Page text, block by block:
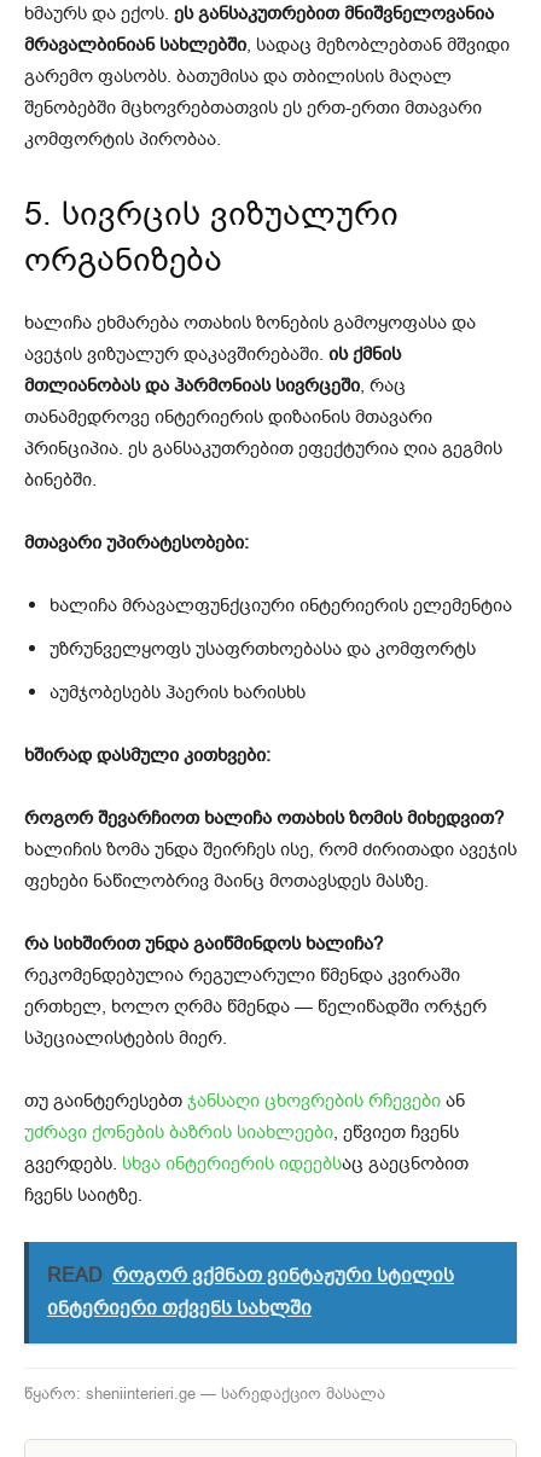
ხმაურს და ექოს. ეს განსაკუთრებით მნიშვნელოვანია
მრავალბინიან სახლებში, სადაც მეზობლებთან მშვიდი
გარემო ფასობს. ბათუმისა და თბილისის მაღალ
შენობებში მცხოვრებთათვის ეს ერთ-ერთი მთავარი
კომფორტის პირობაა.
5. სივრცის ვიზუალური
ორგანიზება
ხალიჩა ეხმარება ოთახის ზონების გამოყოფასა და
ავეჯის ვიზუალურ დაკავშირებაში. ის ქმნის
მთლიანობას და ჰარმონიას სივრცეში, რაც
თანამედროვე ინტერიერის დიზაინის მთავარი
პრინციპია. ეს განსაკუთრებით ეფექტურია ღია გეგმის
ბინებში.
მთავარი უპირატესობები:
ხალიჩა მრავალფუნქციური ინტერიერის ელემენტია
უზრუნველყოფს უსაფრთხოებასა და კომფორტს
აუმჯობესებს ჰაერის ხარისხს
ხშირად დასმული კითხვები:
როგორ შევარჩიოთ ხალიჩა ოთახის ზომის მიხედვით?
ხალიჩის ზომა უნდა შეირჩეს ისე, რომ ძირითადი ავეჯის
ფეხები ნაწილობრივ მაინც მოთავსდეს მასზე.
რა სიხშირით უნდა გაიწმინდოს ხალიჩა?
რეკომენდებულია რეგულარული წმენდა კვირაში
ერთხელ, ხოლო ღრმა წმენდა — წელიწადში ორჯერ
სპეციალისტების მიერ.
თუ გაინტერესებთ ჯანსაღი ცხოვრების რჩევები ან
უძრავი ქონების ბაზრის სიახლეები, ეწვიეთ ჩვენს
გვერდებს. სხვა ინტერიერის იდეებსაც გაეცნობით
ჩვენს საიტზე.
READ როგორ ვქმნათ ვინტაჟური სტილის
ინტერიერი თქვენს სახლში
წყარო: sheniinterieri.ge — სარედაქციო მასალა